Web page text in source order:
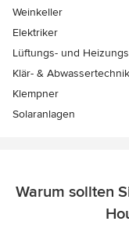
Weinkeller
Elektriker
Lüftungs- und
Klär- & Abwassertechnik
Klempner
Solaranlagen
Warum sollten